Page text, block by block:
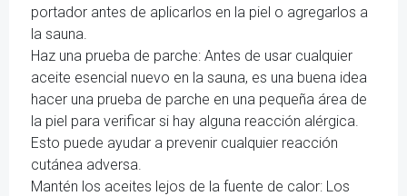
portador antes de aplicarlos en la piel o agregarlos a
la sauna.
Haz una prueba de parche: Antes de usar cualquier
aceite esencial nuevo en la sauna, es una buena idea
hacer una prueba de parche en una pequeña área de
la piel para verificar si hay alguna reacción alérgica.
Esto puede ayudar a prevenir cualquier reacción
cutánea adversa.
Mantén los aceites lejos de la fuente de calor: Los